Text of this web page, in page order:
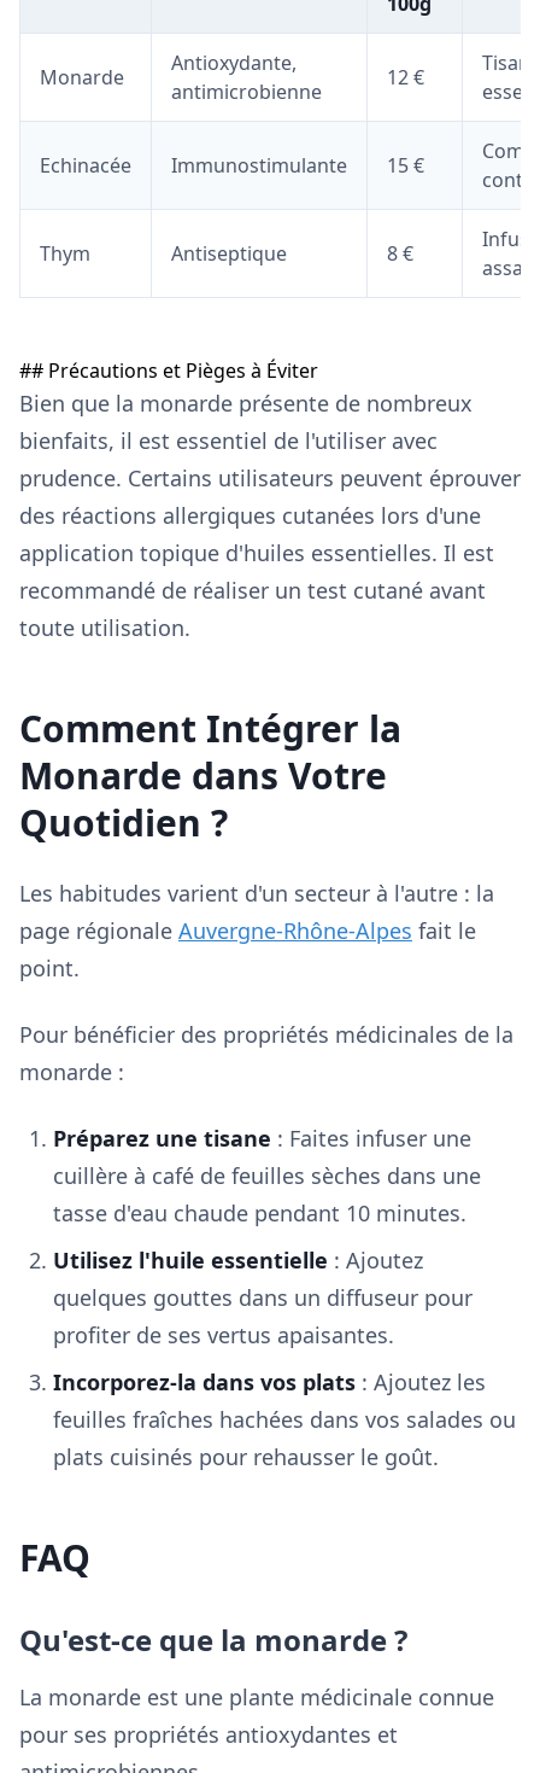
Monarde
Antioxydante,
antimicrobienne
12 €
Echinacée Immunostimulante 15 €
Thym Antiseptique 8 €
## Précautions et Pièges à Éviter
Bien que la monarde présente de nombreux
bienfaits, il est essentiel de l'utiliser avec
prudence. Certains utilisateurs peuvent éprouver
des réactions allergiques cutanées lors d'une
application topique d'huiles essentielles. Il est
recommandé de réaliser un test cutané avant
toute utilisation.
Comment Intégrer la
Monarde dans Votre
Quotidien ?
Les habitudes varient d'un secteur à l'autre : la
page régionale Auvergne-Rhône-Alpes fait le
point.
Pour bénéficier des propriétés médicinales de la
monarde :
Préparez une tisane : Faites infuser une
cuillère à café de feuilles sèches dans une
tasse d'eau chaude pendant 10 minutes.
Utilisez l'huile essentielle : Ajoutez
quelques gouttes dans un diffuseur pour
profiter de ses vertus apaisantes.
Incorporez-la dans vos plats : Ajoutez les
feuilles fraîches hachées dans vos salades ou
plats cuisinés pour rehausser le goût.
FAQ
Qu'est-ce que la monarde ?
La monarde est une plante médicinale connue
pour ses propriétés antioxydantes et